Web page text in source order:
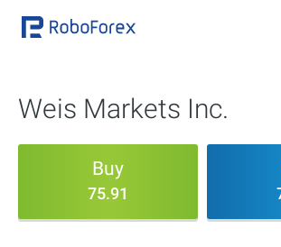
Weis Markets Inc.
Buy
75.91